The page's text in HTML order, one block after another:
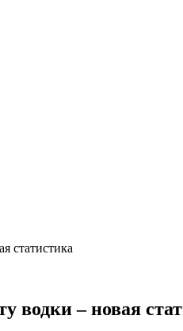
статистика
водки – новая